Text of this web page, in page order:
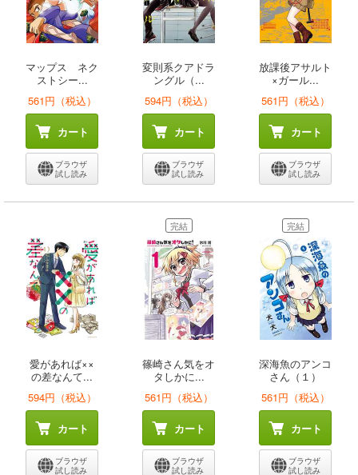
マップス ネク
ストシー...
561円（税込）
カート
ブラウザ
試し読み
変則系クアドラ
ングル（...
594円（税込）
カート
ブラウザ
試し読み
放課後アサルト
×ガール...
561円（税込）
カート
ブラウザ
試し読み
愛があれば××
の差なんて...
594円（税込）
カート
ブラウザ
試し読み
完結
篠崎さん気をオ
タしかに...
561円（税込）
カート
ブラウザ
試し読み
完結
深海魚のアンコ
さん（１）
561円（税込）
カート
ブラウザ
試し読み